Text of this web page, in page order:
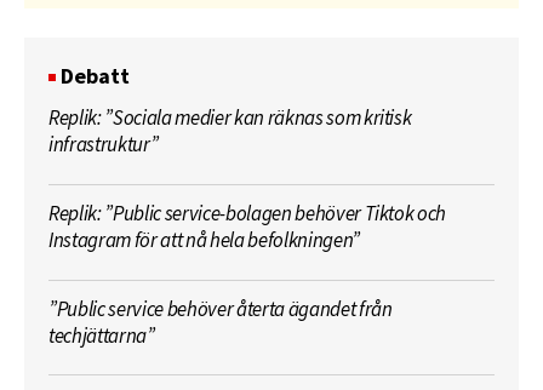
Debatt
Replik: ”Sociala medier kan räknas som kritisk
infrastruktur”
Replik: ”Public service-bolagen behöver Tiktok och
Instagram för att nå hela befolkningen”
”Public service behöver återta ägandet från
techjättarna”